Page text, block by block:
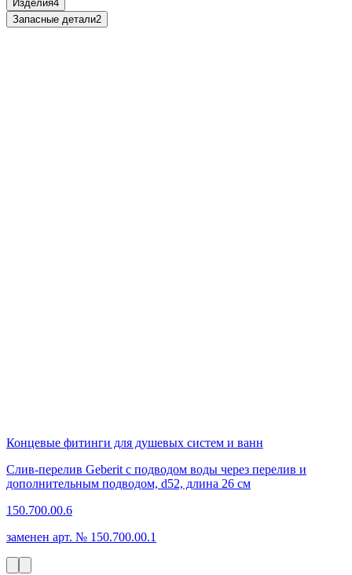
Изделия4
Запасные детали2
Концевые фитинги для душевых систем и ванн
Слив-перелив Geberit с подводом воды через перелив и
дополнительным подводом, d52, длина 26 см
150.700.00.6
заменен арт. № 150.700.00.1